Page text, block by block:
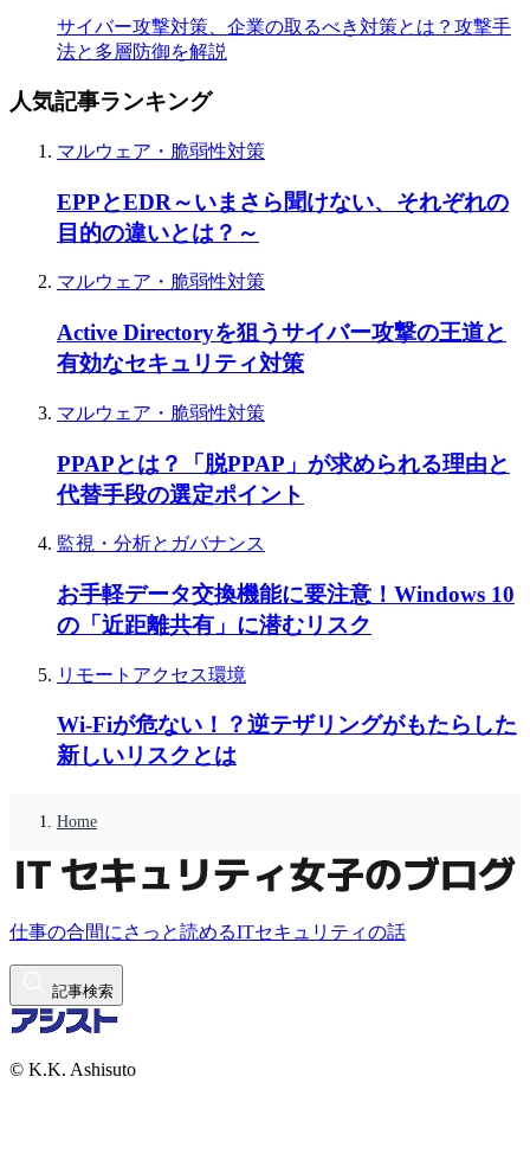
サイバー攻撃対策、企業の取るべき対策とは？攻撃手
法と多層防御を解説
人気記事ランキング
マルウェア・脆弱性対策
EPPとEDR～いまさら聞けない、それぞれの
目的の違いとは？～
マルウェア・脆弱性対策
Active Directoryを狙うサイバー攻撃の王道と
有効なセキュリティ対策
マルウェア・脆弱性対策
PPAPとは？「脱PPAP」が求められる理由と
代替手段の選定ポイント
監視・分析とガバナンス
お手軽データ交換機能に要注意！Windows 10
の「近距離共有」に潜むリスク
リモートアクセス環境
Wi-Fiが危ない！？逆テザリングがもたらした
新しいリスクとは
Home
仕事の合間にさっと読めるITセキュリティの話
記事検索
© K.K. Ashisuto